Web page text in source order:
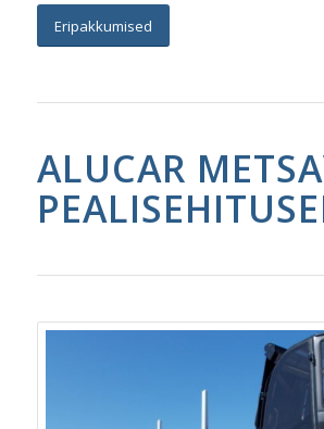
Eripakkumised
ALUCAR